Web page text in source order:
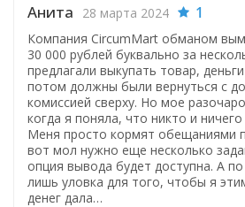
Анита 28 марта 2024 1
Компания CircumMart обманом
30 000 рублей буквально за
предлагали выкупать товар,
потом должны были вернуться с
комиссией сверху. Но мое
когда я поняла, что никто и
Меня просто кормят обещаниями
вот мол нужно еще несколько
опция вывода будет доступна. А
лишь уловка для того, чтобы я
денег дала…